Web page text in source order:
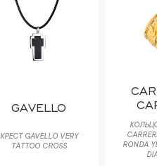
GAVELLO
КРЕСТ GAVELLO VERY
TATTOO CROSS
RONDA